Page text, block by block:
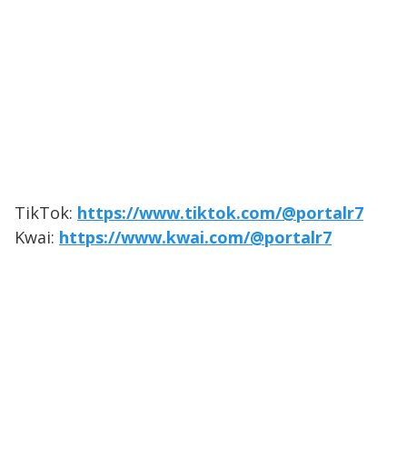
TikTok: https://www.tiktok.com/@portalr7
Kwai: https://www.kwai.com/@portalr7